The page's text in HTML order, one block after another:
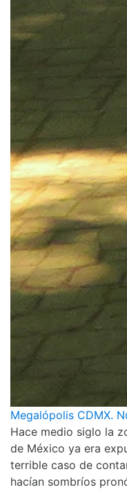
Megalópolis CDMX.
Hace medio siglo la
de México ya era
terrible caso de
hacían sombríos